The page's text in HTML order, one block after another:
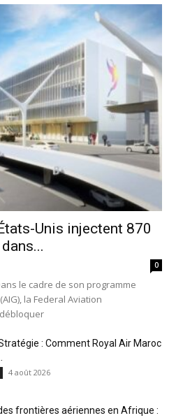
Unis injectent 870
0
le cadre de son programme
la Federal Aviation
: Comment Royal Air Maroc
4 août 2026
frontières aériennes en Afrique :